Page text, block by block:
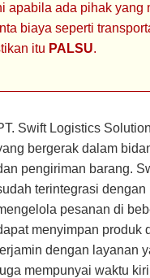
apabila ada pihak yang
biaya seperti
itu PALSU.
Swift Logistics
bergerak dalam
pengiriman barang.
terintegrasi dengan
pesanan di
menyimpan produk
dengan layanan
mempunyai waktu